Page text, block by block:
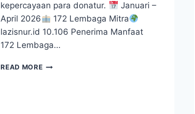
kepercayaan para donatur.
Januari –
April 2026
172 Lembaga Mitra
lazisnur.id 10.106 Penerima Manfaat
172 Lembaga…
READ MORE10.106